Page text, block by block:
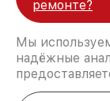
ремонте?
Мы
надёжные